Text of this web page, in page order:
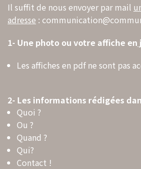
Il suffit de nous envoyer par mail
adresse :
1- Une photo ou votre affiche en
Les affiches en pdf ne sont pas
2- Les informations rédigées
Quoi ?
Ou ?
Quand ?
Qui?
Contact !